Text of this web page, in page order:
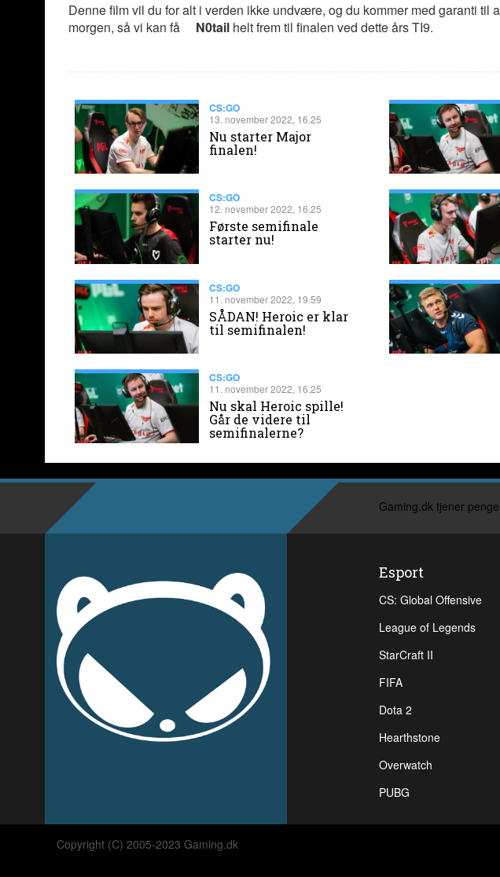
Denne film vil du for alt i verden ikke undvære, og du kommer med garanti til
morgen, så vi kan få
N0tail helt frem til finalen ved dette års TI9.
CS:GO
13. november 2022, 16.25
Nu starter Major
finalen!
CS:GO
12. november 2022, 16.25
Første semifinale
starter nu!
CS:GO
11. november 2022, 19.59
SÅDAN! Heroic er klar
til semifinalen!
CS:GO
11. november 2022, 16.25
Nu skal Heroic spille!
Går de videre til
semifinalerne?
Gaming.dk tjener
Esport
CS: Global Offensive
League of Legends
StarCraft II
FIFA
Dota 2
Hearthstone
Overwatch
PUBG
Copyright (C) 2005-2023 Gaming.dk